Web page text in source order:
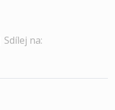
Sdílej na: